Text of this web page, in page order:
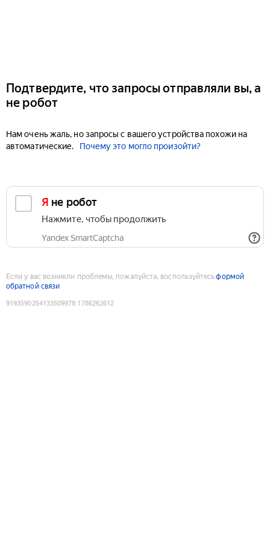
Подтвердите, что запросы отправляли вы, а
не робот
Нам очень жаль, но запросы с вашего устройства похожи на
автоматические.
Почему это могло произойти?
Я не робот
Нажмите, чтобы продолжить
Yandex SmartCaptcha
Если у вас возникли проблемы, пожалуйста, воспользуйтесьформой
обратной связи
9193590254133509978:1786262612